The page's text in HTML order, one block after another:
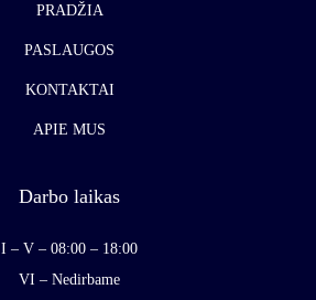
PRADŽIA
PASLAUGOS
KONTAKTAI
APIE MUS
Darbo laikas
I – V – 08:00 – 18:00
VI – Nedirbame